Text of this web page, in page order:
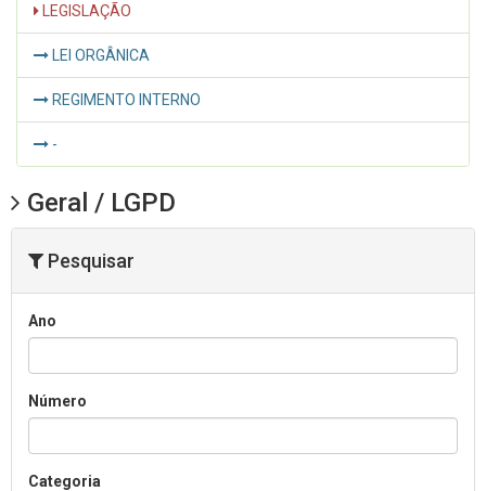
LEGISLAÇÃO
LEI ORGÂNICA
REGIMENTO INTERNO
-
Geral / LGPD
Pesquisar
Ano
Número
Categoria